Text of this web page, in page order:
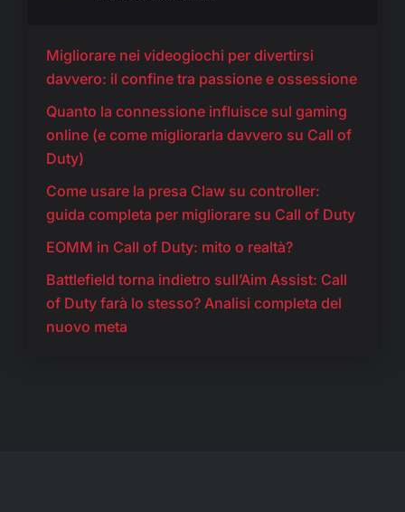
Migliorare nei videogiochi per divertirsi
davvero: il confine tra passione e ossessione
Quanto la connessione influisce sul gaming
online (e come migliorarla davvero su Call of
Duty)
Come usare la presa Claw su controller:
guida completa per migliorare su Call of Duty
EOMM in Call of Duty: mito o realtà?
Battlefield torna indietro sull’Aim Assist: Call
of Duty farà lo stesso? Analisi completa del
nuovo meta